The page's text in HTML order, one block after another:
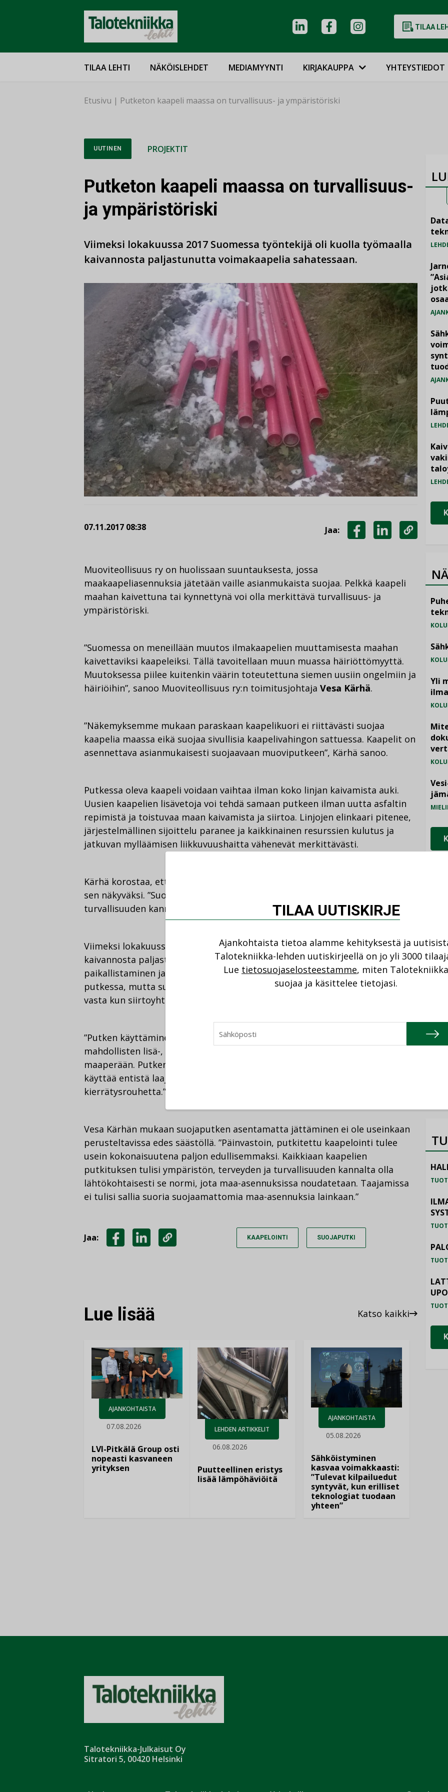
TILAA
TILAA LEHTI NÄKÖISLEHDET MEDIAMYYNTI KIRJAKAUPPA YHTEYSTIEDOT
Etusivu | Putketon kaapeli maassa on turvallisuus- ja ympäristöriski
UUTINEN PROJEKTIT
Putketon kaapeli maassa on turvallisuus-
ja ympäristöriski
Viimeksi lokakuussa 2017 Suomessa työntekijä oli kuolla työmaalla
kaivannosta paljastunutta voimakaapelia sahatessaan.
07.11.2017 08:38 Jaa:
Muoviteollisuus ry on huolissaan suuntauksesta, jossa
maakaapeliasennuksia jätetään vaille asianmukaista suojaa. Pelkkä kaapeli
maahan kaivettuna tai kynnettynä voi olla merkittävä turvallisuus- ja
ympäristöriski.
”Suomessa on meneillään muutos ilmakaapelien muuttamisesta maahan
kaivettaviksi kaapeleiksi. Tällä tavoitellaan muun muassa häiriöttömyyttä.
Muutoksessa piilee kuitenkin väärin toteutettuna siemen uusiin ongelmiin ja
häiriöihin”, sanoo Muoviteollisuus ry:n toimitusjohtaja Vesa Kärhä.
”Näkemyksemme mukaan paraskaan kaapelikuori ei riittävästi suojaa
kaapelia maassa eikä suojaa sivullisia kaapelivahingon sattuessa. Kaapelit on
asennettava asianmukaisesti suojaavaan muoviputkeen”, Kärhä sanoo.
Putkessa oleva kaapeli voidaan vaihtaa ilman koko linjan kaivamista auki.
Uusien kaapelien lisävetoja voi tehdä samaan putkeen ilman uutta asfaltin
repimistä ja toistuvaa maan kaivamista ja siirtoa. Linjojen elinkaari pitenee,
järjestelmällinen sijoittelu paranee ja kaikkinainen resurssien kulutus ja
jatkuvan mylläämisen liikkuvuushaitta vähenevät merkittävästi.
Kärhä korostaa, että maassa suojaputki sekä suojaa kohdettaan, että tekee
sen näkyväksi. ”Suojaputki erottuu aina hyvin, myös kaivettaessa. Tämä on
turvallisuuden kannalta erittäin tärkeää.”
Viimeksi lokakuussa 2017 Suomessa työntekijä oli kuolla työmaalla
kaivannosta paljastunutta voimakaapelia sahatessaan. Vaurion
paikallistaminen ja kaapelin kunnon tarkistaminen onnistuvat optisesti
putkessa, mutta suoraan maahan kaivetun kaapelin vaurio yleensä ilmenee
vasta kun siirtoyhteys katkeaa.
”Putken käyttäminen vähentää myös ympäristöriskiä. Putki estää kaapelien
mahdollisten lisä-, pehmitin- ja palonestoaineiden vapautumisen
maaperään. Putken ansiosta kaapeliojan täytössä voidaan turvallisesti
käyttää entistä laajempaa materiaalikirjoa, vaikkapa terävämpää
kierrätysrouhetta.”
Vesa Kärhän mukaan suojaputken asentamatta jättäminen ei ole useinkaan
perusteltavissa edes säästöllä. ”Päinvastoin, putkitettu kaapelointi tulee
usein kokonaisuutena paljon edullisemmaksi. Kaikkiaan kaapelien
putkituksen tulisi ympäristön, terveyden ja turvallisuuden kannalta olla
lähtökohtaisesti se normi, jota maa-asennuksissa noudatetaan. Taajamissa
ei tulisi sallia suoria suojaamattomia maa-asennuksia lainkaan.”
Jaa: KAAPELOINTI SUOJAPUTKI
Lue lisää Katso kaikki
AJANKOHTAISTA
07.08.2026
LVI-Pitkälä Group osti
nopeasti kasvaneen
yrityksen
LEHDEN ARTIKKELIT
06.08.2026
Puutteellinen eristys
lisää lämpöhäviöitä
AJANKOHTAISTA
05.08.2026
Sähköistyminen
kasvaa voimakkaasti:
”Tulevat kilpailuedut
syntyvät, kun erilliset
teknologiat tuodaan
yhteen”
Yli
Talotekniikka-Julkaisut Oy
Sitratori 5, 00420 Helsinki
TILAA UUTISKIRJE
Ajankohtaista tietoa alamme kehityksestä ja
Talotekniikka-lehden uutiskirjeellä on jo yli 3000
Lue tietosuojaselosteestamme, miten Talotekniikka
suojaa ja käsittelee tietojasi.